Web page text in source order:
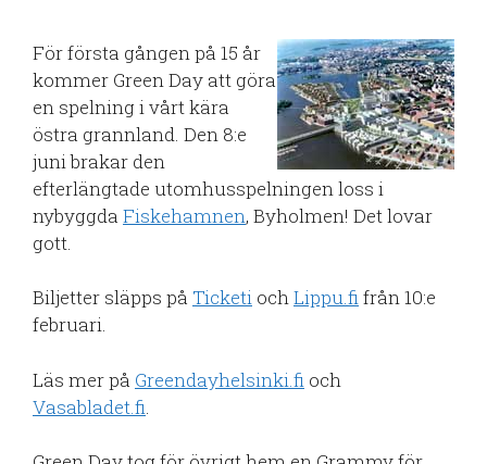
För första gången på 15 år
kommer Green Day att göra
en spelning i vårt kära
östra grannland. Den 8:e
juni brakar den
efterlängtade utomhusspelningen loss i
nybyggda Fiskehamnen, Byholmen! Det lovar
gott.
Biljetter släpps på Ticketi ochLippu.fifrån 10:e
februari.
Läs mer på Greendayhelsinki.fi och
Vasabladet.fi